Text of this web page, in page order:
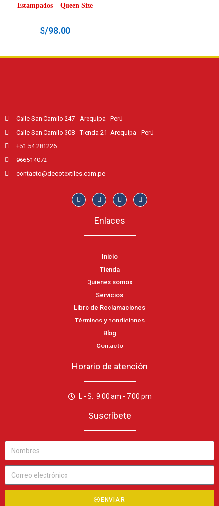
Estampados – Queen Size
S/98.00
Calle San Camilo 247 - Arequipa - Perú
Calle San Camilo 308 - Tienda 21- Arequipa - Perú
+51 54 281226
966514072
contacto@decotextiles.com.pe
Enlaces
Inicio
Tienda
Quienes somos
Servicios
Libro de Reclamaciones
Términos y condiciones
Blog
Contacto
Horario de atención
L - S: 9:00 am - 7:00 pm
Suscríbete
ENVIAR